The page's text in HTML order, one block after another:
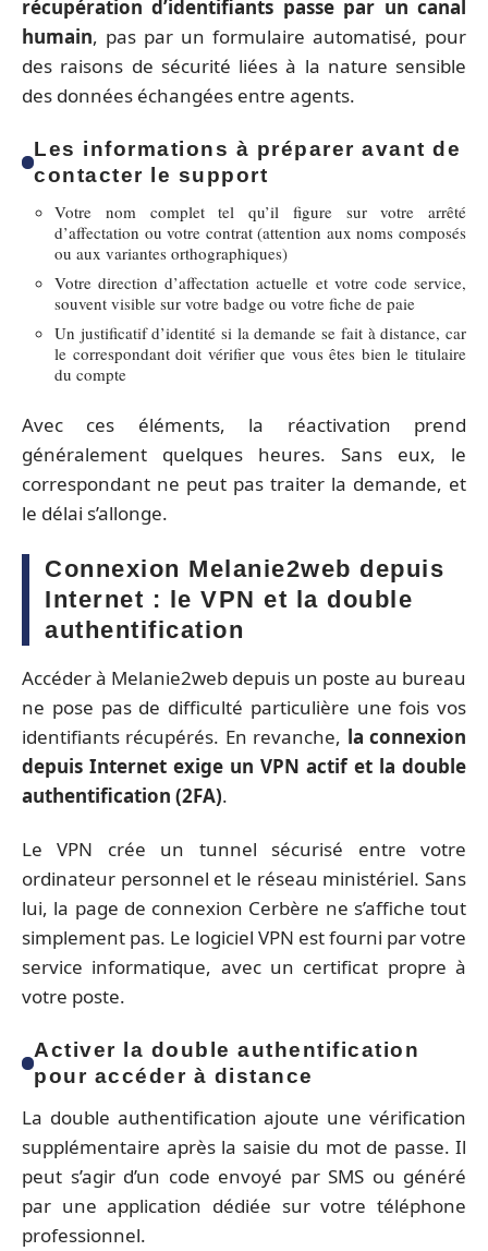
récupération d’identifiants passe par un canal
humain, pas par un formulaire automatisé, pour
des raisons de sécurité liées à la nature sensible
des données échangées entre agents.
Les informations à préparer avant de
contacter le support
Votre nom complet tel qu’il figure sur votre arrêté
d’affectation ou votre contrat (attention aux noms composés
ou aux variantes orthographiques)
Votre direction d’affectation actuelle et votre code service,
souvent visible sur votre badge ou votre fiche de paie
Un justificatif d’identité si la demande se fait à distance, car
le correspondant doit vérifier que vous êtes bien le titulaire
du compte
Avec ces éléments, la réactivation prend
généralement quelques heures. Sans eux, le
correspondant ne peut pas traiter la demande, et
le délai s’allonge.
Connexion Melanie2web depuis
Internet : le VPN et la double
authentification
Accéder à Melanie2web depuis un poste au bureau
ne pose pas de difficulté particulière une fois vos
identifiants récupérés. En revanche, la connexion
depuis Internet exige un VPN actif et la double
authentification (2FA).
Le VPN crée un tunnel sécurisé entre votre
ordinateur personnel et le réseau ministériel. Sans
lui, la page de connexion Cerbère ne s’affiche tout
simplement pas. Le logiciel VPN est fourni par votre
service informatique, avec un certificat propre à
votre poste.
Activer la double authentification
pour accéder à distance
La double authentification ajoute une vérification
supplémentaire après la saisie du mot de passe. Il
peut s’agir d’un code envoyé par SMS ou généré
par une application dédiée sur votre téléphone
professionnel.